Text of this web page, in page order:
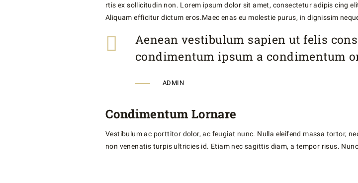
rtis ex sollicitudin non. Lorem ipsum dolor sit amet, consectetur adipis cing
Aliquam efficitur dictum eros.Maec enas eu molestie purus, in dignissim
Aenean vestibulum sapien ut felis
condimentum ipsum a condimentum
ADMIN
Condimentum Lornare
Vestibulum ac porttitor dolor, ac feugiat nunc. Nulla eleifend massa tortor,
non venenatis turpis ultricies id. Etiam nec sagittis diam, a tempor risus.